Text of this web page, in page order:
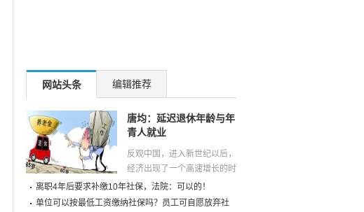
网站头条 编辑推荐
唐均：延迟退休年龄与年
青人就业
反观中国，进入新世纪以后，
经济出现了一个高速增长的时
期。在这一时期，中国的经济
总量逐渐攀升到世界第二，按
离职4年后要求补缴10年社保，法院：可以的！
单位可以按最低工资缴纳社保吗？员工可自愿放弃社